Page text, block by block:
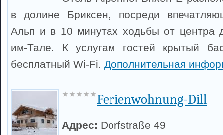
в долине Бриксен, посреди
Альп и в 10 минутах ходьбы от центра
им-Тале. К услугам гостей крытый
бесплатный Wi-Fi. Дополнительная
Ferienwohnung-Dill
Адрес: Dorfstraße 49